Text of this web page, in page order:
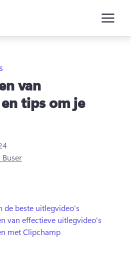
van
tips om je
Buser
de beste uitlegvideo's
van effectieve uitlegvideo's
met Clipchamp